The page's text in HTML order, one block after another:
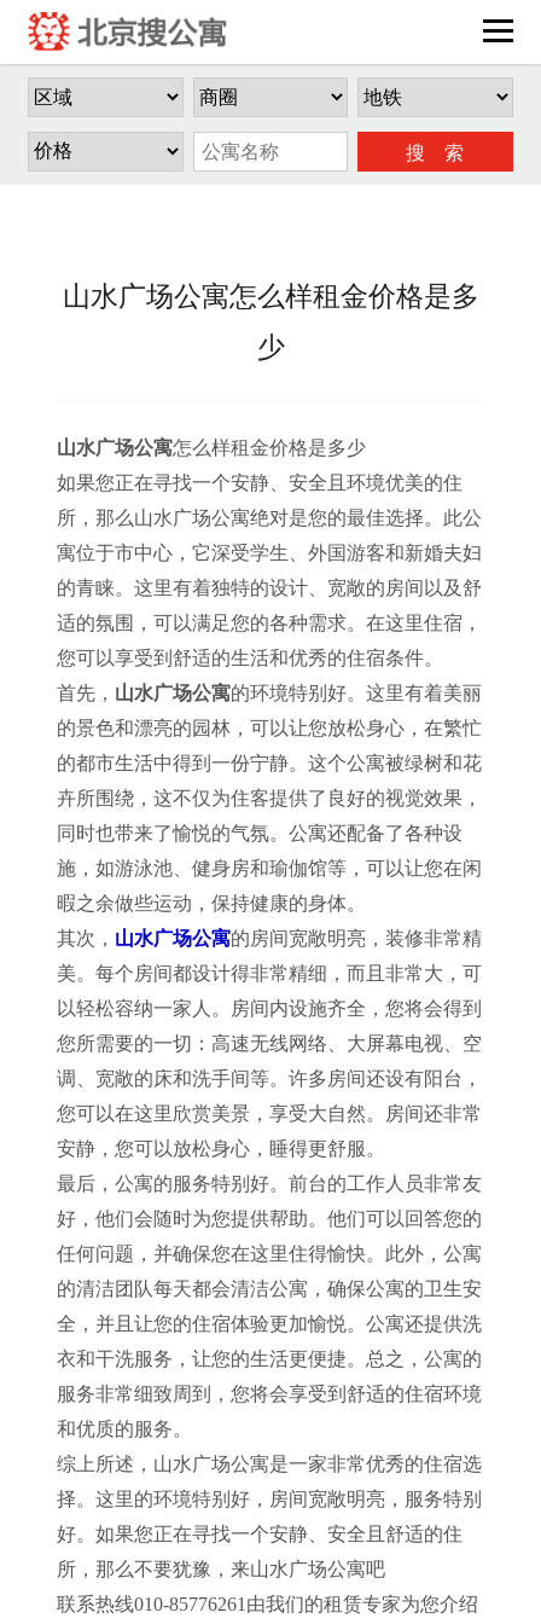
搜 索
山水广场公寓怎么样租金价格是多
少
山水广场公寓怎么样租金价格是多少
如果您正在寻找一个安静、安全且环境优美的住
所，那么山水广场公寓绝对是您的最佳选择。此公
寓位于市中心，它深受学生、外国游客和新婚夫妇
的青睐。这里有着独特的设计、宽敞的房间以及舒
适的氛围，可以满足您的各种需求。在这里住宿，
您可以享受到舒适的生活和优秀的住宿条件。
首先， 山水广场公寓的环境特别好。这里有着美丽
的景色和漂亮的园林，可以让您放松身心，在繁忙
的都市生活中得到一份宁静。这个公寓被绿树和花
卉所围绕，这不仅为住客提供了良好的视觉效果，
同时也带来了愉悦的气氛。公寓还配备了各种设
施，如游泳池、健身房和瑜伽馆等，可以让您在闲
暇之余做些运动，保持健康的身体。
其次， 山水广场公寓的房间宽敞明亮，装修非常精
美。每个房间都设计得非常精细，而且非常大，可
以轻松容纳一家人。房间内设施齐全，您将会得到
您所需要的一切：高速无线网络、大屏幕电视、空
调、宽敞的床和洗手间等。许多房间还设有阳台，
您可以在这里欣赏美景，享受大自然。房间还非常
安静，您可以放松身心，睡得更舒服。
最后，公寓的服务特别好。前台的工作人员非常友
好，他们会随时为您提供帮助。他们可以回答您的
任何问题，并确保您在这里住得愉快。此外，公寓
的清洁团队每天都会清洁公寓，确保公寓的卫生安
全，并且让您的住宿体验更加愉悦。公寓还提供洗
衣和干洗服务，让您的生活更便捷。总之，公寓的
服务非常细致周到，您将会享受到舒适的住宿环境
和优质的服务。
综上所述，山水广场公寓是一家非常优秀的住宿选
择。这里的环境特别好，房间宽敞明亮，服务特别
好。如果您正在寻找一个安静、安全且舒适的住
所，那么不要犹豫，来山水广场公寓吧
联系热线010-85776261由我们的租赁专家为您介绍